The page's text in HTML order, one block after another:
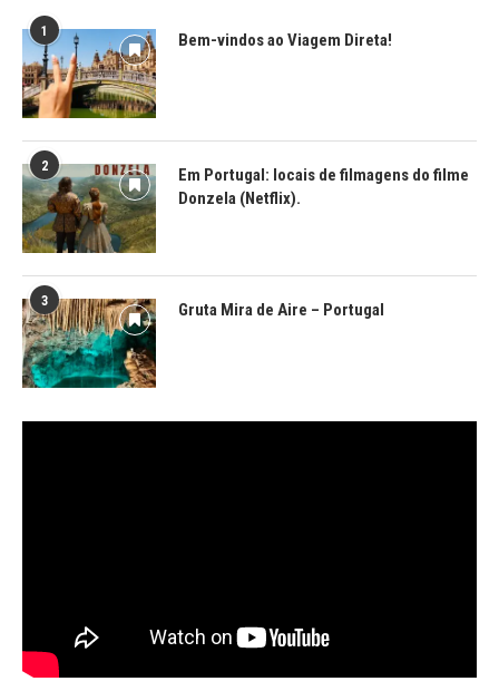
1 Bem-vindos ao Viagem Direta!
2
Em Portugal: locais de filmagens do filme
Donzela (Netflix).
3 Gruta Mira de Aire – Portugal